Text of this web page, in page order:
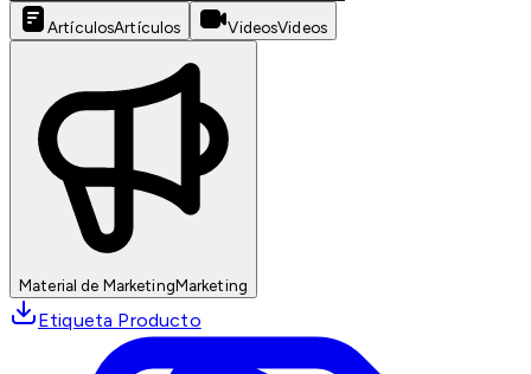
ArtículosArtículos VideosVideos
Material de MarketingMarketing
Etiqueta Producto